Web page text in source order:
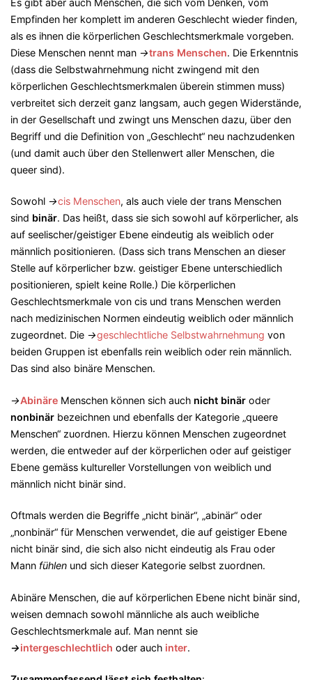
Empfinden her komplett im anderen Geschlecht wieder finden,
als es ihnen die körperlichen Geschlechtsmerkmale vorgeben.
Diese Menschen nennt man →trans Menschen. Die Erkenntnis
(dass die Selbstwahrnehmung nicht zwingend mit den
körperlichen Geschlechtsmerkmalen überein stimmen muss)
verbreitet sich derzeit ganz langsam, auch gegen Widerstände,
in der Gesellschaft und zwingt uns Menschen dazu, über den
Begriff und die Definition von „Geschlecht“ neu nachzudenken
(und damit auch über den Stellenwert aller Menschen, die
queer sind).
Sowohl →cis Menschen, als auch viele der trans Menschen
sind binär. Das heißt, dass sie sich sowohl auf körperlicher, als
auf seelischer/geistiger Ebene eindeutig als weiblich oder
männlich positionieren. (Dass sich trans Menschen an dieser
Stelle auf körperlicher bzw. geistiger Ebene unterschiedlich
positionieren, spielt keine Rolle.) Die körperlichen
Geschlechtsmerkmale von cis und trans Menschen werden
nach medizinischen Normen eindeutig weiblich oder männlich
zugeordnet. Die →geschlechtliche Selbstwahrnehmung von
beiden Gruppen ist ebenfalls rein weiblich oder rein männlich.
Das sind also binäre Menschen.
→Abinäre Menschen können sich auch nicht binär oder
nonbinär bezeichnen und ebenfalls der Kategorie „queere
Menschen“ zuordnen. Hierzu können Menschen zugeordnet
werden, die entweder auf der körperlichen oder auf geistiger
Ebene gemäss kultureller Vorstellungen von weiblich und
männlich nicht binär sind.
Oftmals werden die Begriffe „nicht binär“, „abinär“ oder
„nonbinär“ für Menschen verwendet, die auf geistiger Ebene
nicht binär sind, die sich also nicht eindeutig als Frau oder
Mann fühlen und sich dieser Kategorie selbst zuordnen.
Abinäre Menschen, die auf körperlichen Ebene nicht binär sind,
weisen demnach sowohl männliche als auch weibliche
Geschlechtsmerkmale auf. Man nennt sie
→intergeschlechtlich oder auch inter.